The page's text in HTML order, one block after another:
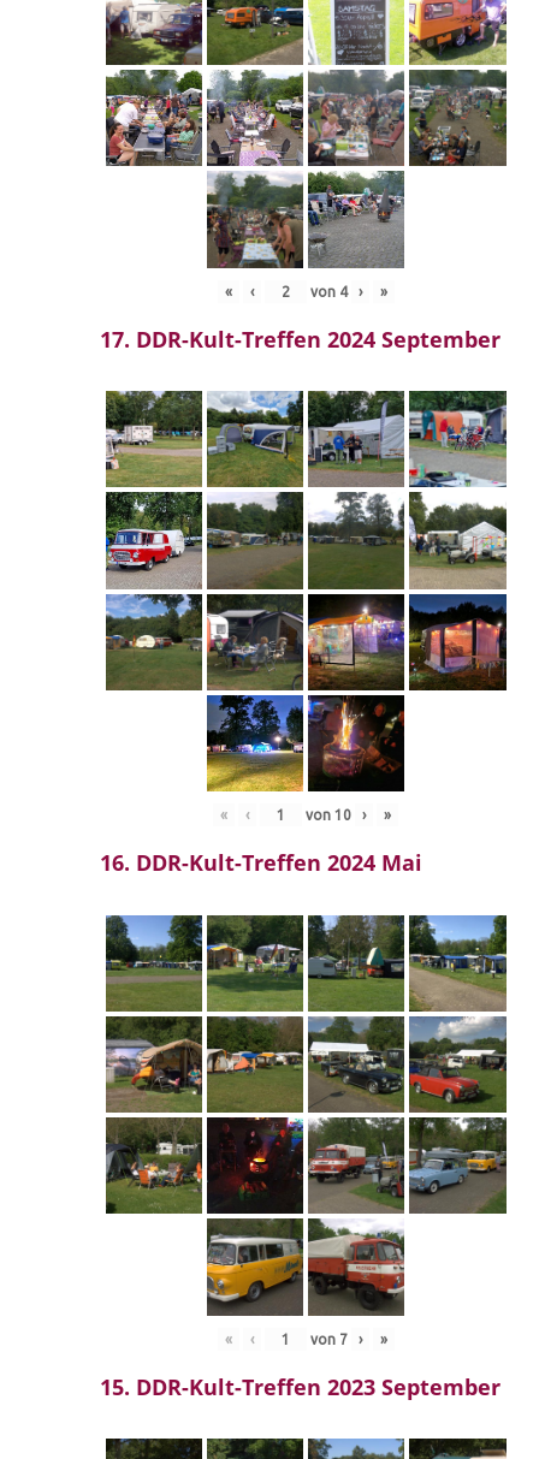
« ‹ von 4 › »
17. DDR-Kult-Treffen 2024 September
« ‹ von 10 › »
16. DDR-Kult-Treffen 2024 Mai
« ‹ von 7 › »
15. DDR-Kult-Treffen 2023 September